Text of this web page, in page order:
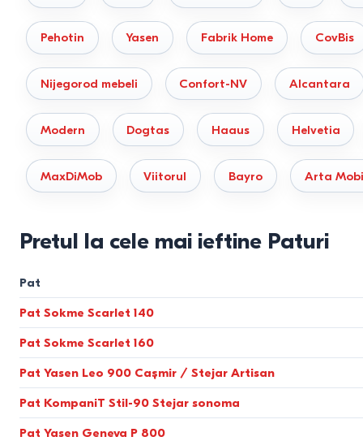
Durabilitatea mobilierului și rezistența sa la sarcini depind în
Paturi din lemn (masiv).Sunt fabricate din stejar, fag,
Reprezintă etalonul ecologic pentru dormitoarele clasice și
Modele metalice.
Sunt realizate pe baza unui cadru din
sarcină de exploatare de până la 240 kg pentru un loc
Paturi tapițate.Construcție bazată pe un cadru întărit
folosesc velur, șenil și stofe tip rogojică, cu un indicator
hipoalergenitate absolută și se curăță cu un simplu șervețel
Standarde de dimensiuni și
Dimensiunea locului de dormit
90×200 (Single / O persoană) aproximativ 98×208
140×200 (Mijlociu / Полуторка)
Pehotin Yasen Fabrik Home CovBis
Nijegorod mebeli Confort-NV Alcantara
Modern Dogtas Haaus Helvetia
MaxDiMob Viitorul Bayro Arta
Pretul la cele mai ieftine Paturi
Pat
Pat Sokme Scarlet 140
Pat Sokme Scarlet 160
Pat Yasen Leo 900 Cașmir / Stejar Artisan
Pat KompaniT Stil-90 Stejar sonoma
Pat Yasen Geneva P 800